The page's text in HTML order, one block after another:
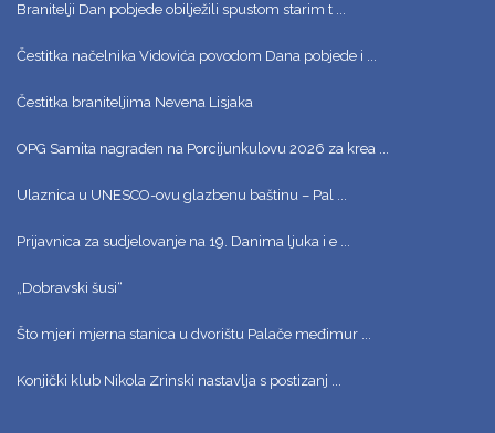
Branitelji Dan pobjede obilježili spustom starim t ...
Čestitka načelnika Vidovića povodom Dana pobjede i ...
Čestitka braniteljima Nevena Lisjaka
OPG Samita nagrađen na Porcijunkulovu 2026 za krea ...
Ulaznica u UNESCO-ovu glazbenu baštinu – Pal ...
Prijavnica za sudjelovanje na 19. Danima ljuka i e ...
„Dobravski šusi“
Što mjeri mjerna stanica u dvorištu Palače međimur ...
Konjički klub Nikola Zrinski nastavlja s postizanj ...